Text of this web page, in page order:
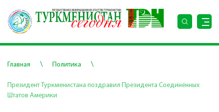
Главная \ Политика \
Президент Туркменистана поздравил Президента Соединённых
Штатов Америки